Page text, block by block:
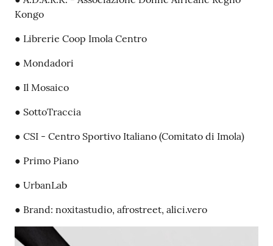
Kongo
● Librerie Coop Imola Centro
● Mondadori
● Il Mosaico
● SottoTraccia
● CSI - Centro Sportivo Italiano (Comitato di Imola)
● Primo Piano
● UrbanLab
● Brand: noxitastudio, afrostreet, alici.vero